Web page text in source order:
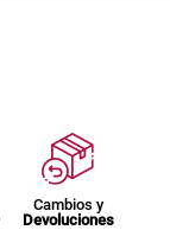
Cambios y
Devoluciones